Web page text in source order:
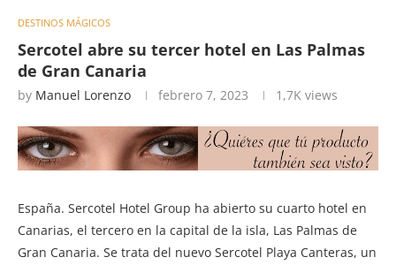
DESTINOS MÁGICOS
Sercotel abre su tercer hotel en Las Palmas
de Gran Canaria
by Manuel Lorenzo febrero 7, 2023 1,7K views
España. Sercotel Hotel Group ha abierto su cuarto hotel en
Canarias, el tercero en la capital de la isla, Las Palmas de
Gran Canaria. Se trata del nuevo Sercotel Playa Canteras, un